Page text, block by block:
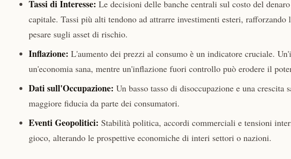
Tassi di Interesse: Le decisioni delle banche centrali sul costo del
capitale. Tassi più alti tendono ad attrarre investimenti esteri,
pesare sugli asset di rischio.
Inflazione: L'aumento dei prezzi al consumo è un indicatore cruciale.
un'economia sana, mentre un'inflazione fuori controllo può erodere il
Dati sull'Occupazione: Un basso tasso di disoccupazione e una
maggiore fiducia da parte dei consumatori.
Eventi Geopolitici: Stabilità politica, accordi commerciali e tensioni
gioco, alterando le prospettive economiche di interi settori o nazioni.